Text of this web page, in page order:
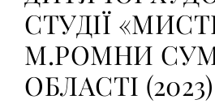
СТУДІЇ
М.РОМНИ
ОБЛАСТІ (2023)